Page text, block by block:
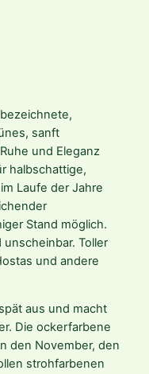
sanft
und Eleganz
halbschattige,
Laufe der Jahre
Stand möglich.
Toller
und andere
aus und macht
Die ockerfarbene
den November, den
strohfarbenen